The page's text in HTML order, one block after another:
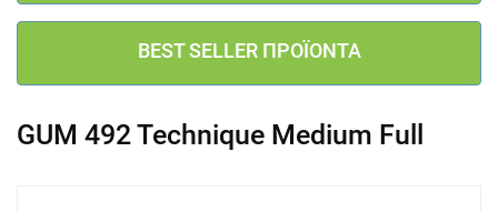
BEST SELLER ΠΡΟΪΟΝΤΑ
GUM 492 Technique Medium Full